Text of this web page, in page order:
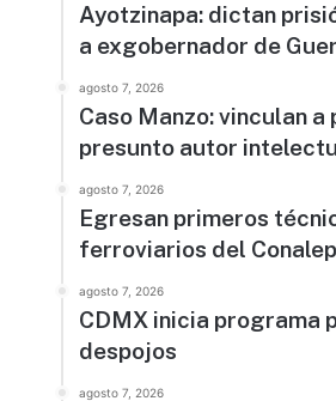
Ayotzinapa: dictan
a exgobernador de
agosto 7, 2026
Caso Manzo: vinculan a
presunto autor
agosto 7, 2026
Egresan primeros
ferroviarios del Conalep
agosto 7, 2026
CDMX inicia programa
despojos
agosto 7, 2026